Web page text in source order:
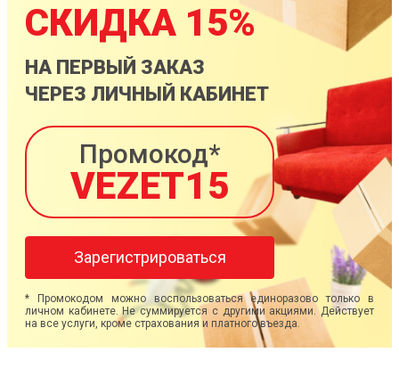
СКИДКА 15%
НА ПЕРВЫЙ ЗАКАЗ
ЧЕРЕЗ ЛИЧНЫЙ КАБИНЕТ
Промокод*
VEZET15
Зарегистрироваться
* Промокодом можно воспользоваться единоразово только в
личном кабинете. Не суммируется с другими акциями. Действует
на все услуги, кроме страхования и платного въезда.